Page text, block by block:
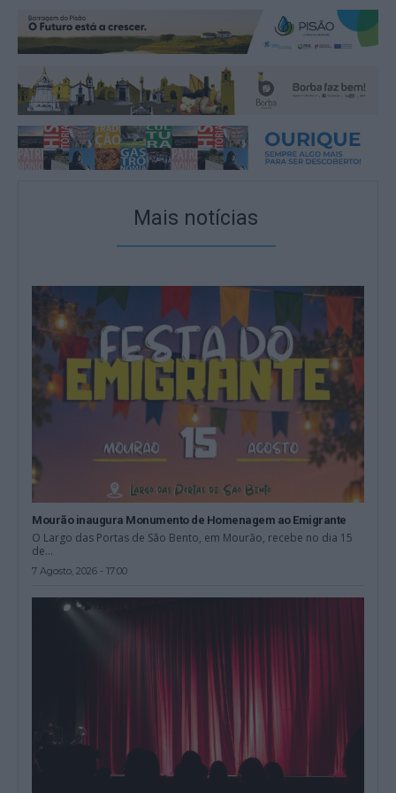
Mais notícias
Mourão inaugura Monumento de Homenagem ao Emigrante
O Largo das Portas de São Bento, em Mourão, recebe no dia 15
de...
7 Agosto, 2026 - 17:00